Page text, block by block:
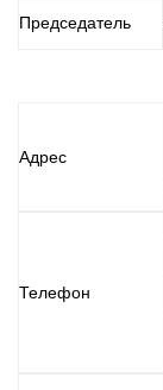
Председатель
Адрес
Телефон